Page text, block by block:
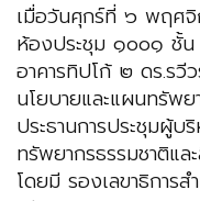
เมื่อวันศุกร์ที่ ๖ พฤศ
ห้องประชุม ๑๐๐๑ ชั้
อาคารทิปโก้ ๒ ดร.รวี
นโยบายและแผนทรัพ
ประธานการประชุมผู้บ
ทรัพยากรธรรมชาติแ
โดยมี รองเลขาธิการ